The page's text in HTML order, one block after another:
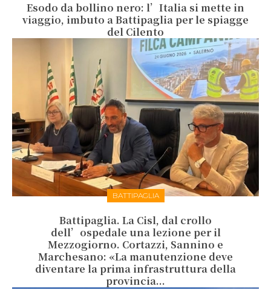
Esodo da bollino nero: l’Italia si mette in
viaggio, imbuto a Battipaglia per le spiagge
del Cilento
BATTIPAGLIA
Battipaglia. La Cisl, dal crollo
dell’ospedale una lezione per il
Mezzogiorno. Cortazzi, Sannino e
Marchesano: «La manutenzione deve
diventare la prima infrastruttura della
provincia...